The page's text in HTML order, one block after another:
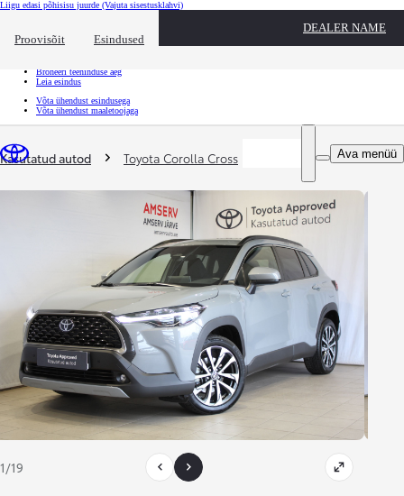
Liigu edasi põhisisu juurde (Vajuta sisestusklahvi)
Proovisõit Esindused
DEALER NAME
Kiirtee Klõpsa kiirtee ülekatte sulgemiseks
Broneeri teeninduse aeg
Leia esindus
Võta ühendust esindusega
Võta ühendust maaletoojaga
Ava menüü
Sina oled siin
Kasutatud autod Toyota Corolla Cross
1/19